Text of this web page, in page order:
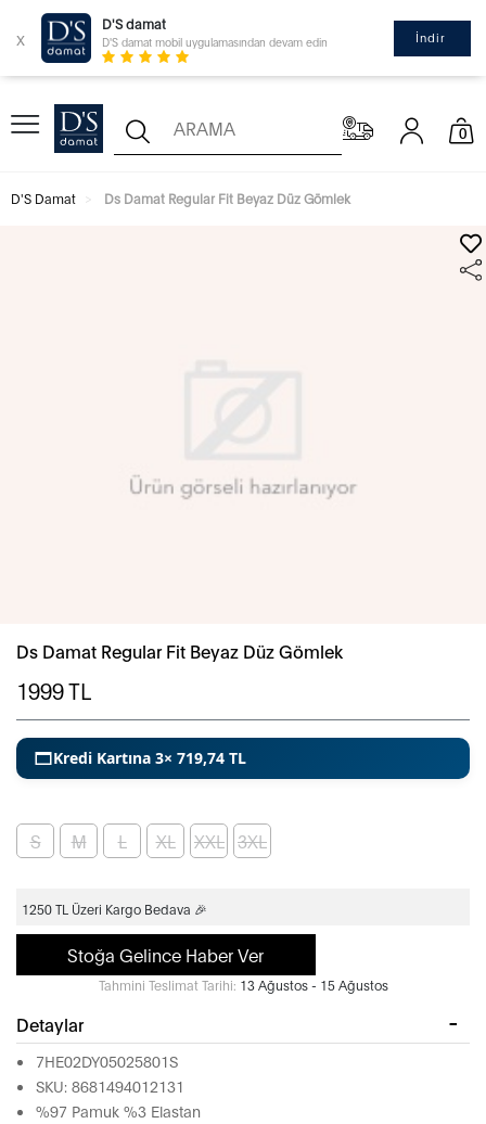
x
D'S damat
D'S damat mobil uygulamasından devam edin İndir
0
D'S Damat Ds Damat Regular Fit Beyaz Düz Gömlek
Ds Damat Regular Fit Beyaz Düz Gömlek
1999TL
Kredi Kartına 3× 719,74 TL
S M L XL XXL 3XL
1250 TL Üzeri Kargo Bedava 🎉
Stoğa Gelince Haber Ver
Tahmini Teslimat Tarihi: 13 Ağustos - 15 Ağustos
Detaylar
7HE02DY05025801S
SKU: 8681494012131
%97 Pamuk %3 Elastan